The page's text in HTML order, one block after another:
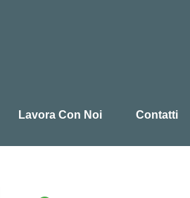
Lavora Con Noi Contatti